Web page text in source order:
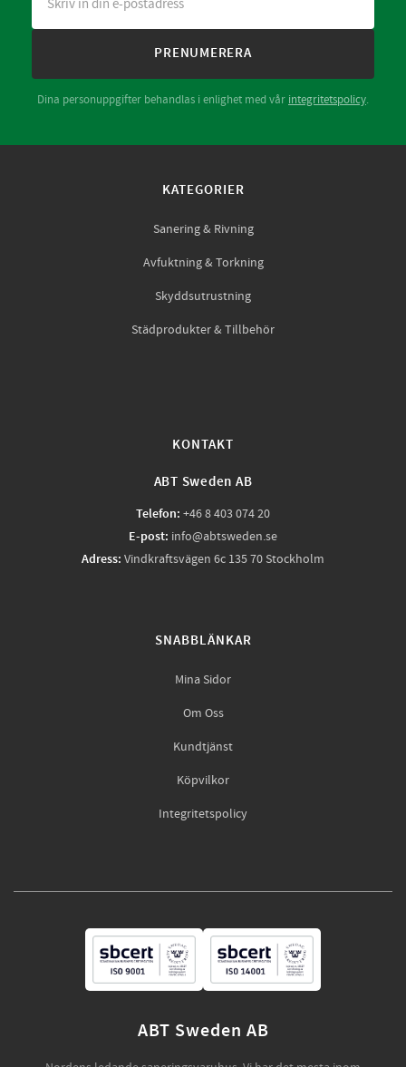
PRENUMERERA
Dina personuppgifter behandlas i enlighet med vår integritetspolicy.
KATEGORIER
Sanering & Rivning
Avfuktning & Torkning
Skyddsutrustning
Städprodukter & Tillbehör
KONTAKT
ABT Sweden AB
Telefon: +46 8 403 074 20
E-post: info@abtsweden.se
Adress: Vindkraftsvägen 6c 135 70 Stockholm
SNABBLÄNKAR
Mina Sidor
Om Oss
Kundtjänst
Köpvilkor
Integritetspolicy
ABT Sweden AB